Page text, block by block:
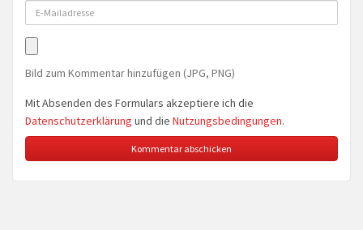
Bild zum Kommentar hinzufügen (JPG, PNG)
Mit Absenden des Formulars akzeptiere ich die
Datenschutzerklärung und die Nutzungsbedingungen.